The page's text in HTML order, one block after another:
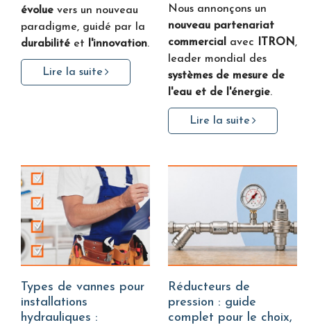
évolue vers un nouveau
paradigme, guidé par la
durabilité et l'innovation.
Lire la suite
Nous annonçons un
nouveau partenariat
commercial
avec ITRON,
leader mondial des
systèmes de mesure de
l'eau et de l'énergie.
Lire la suite
Types de vannes pour
installations
hydrauliques :
Réducteurs de
pression : guide
complet pour le choix,